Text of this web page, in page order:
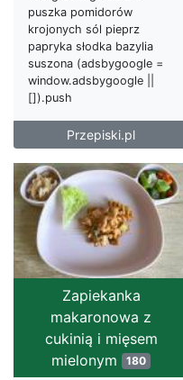
puszka pomidorów
krojonych sól pieprz
papryka słodka bazylia
suszona (adsbygoogle =
window.adsbygoogle ||
[]).push
Przepiski.pl
Zapiekanka
makaronowa z
cukinią i mięsem
mielonym 180